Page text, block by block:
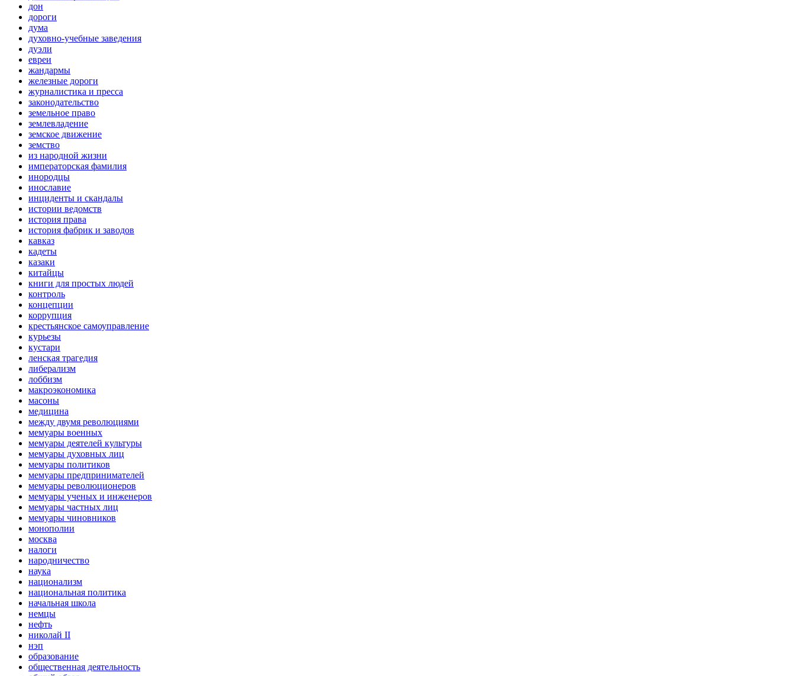
дон
дороги
дума
духовно-учебные заведения
дуэли
евреи
жандармы
железные дороги
журналистика и пресса
законодательство
земельное право
землевладение
земское движение
земство
из народной жизни
императорская фамилия
инородцы
инославие
инциденты и скандалы
истории ведомств
история права
история фабрик и заводов
кавказ
кадеты
казаки
китайцы
книги для простых людей
контроль
концепции
коррупция
крестьянское самоуправление
курьезы
кустари
ленская трагедия
либерализм
лоббизм
макроэкономика
масоны
медицина
между двумя революциями
мемуары военных
мемуары деятелей культуры
мемуары духовных лиц
мемуары политиков
мемуары предпринимателей
мемуары революционеров
мемуары ученых и инженеров
мемуары частных лиц
мемуары чиновников
монополии
москва
налоги
народничество
наука
национализм
национальная политика
начальная школа
немцы
нефть
николай II
нэп
образование
общественная деятельность